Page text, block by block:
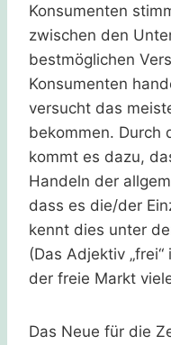
Konsumenten
zwischen den
bestmöglichen
Konsumenten
versucht das
bekommen. Durch
kommt es dazu,
Handeln der
dass es die/der
kennt dies unter
(Das Adjektiv
der freie Markt
Das Neue für die